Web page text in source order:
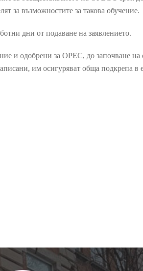
за възможностите за такова обучение.
дни от подаване на заявлението.
одобрени за ОРЕС, до започване на
им осигуряват обща подкрепа в